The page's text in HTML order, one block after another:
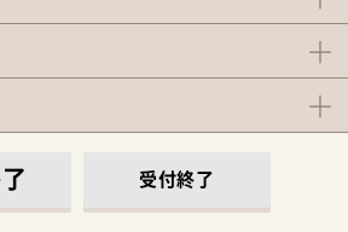
受付終了